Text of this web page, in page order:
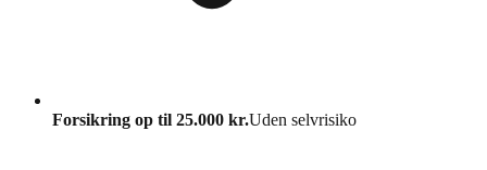
Forsikring op til 25.000 kr.Uden selvrisiko